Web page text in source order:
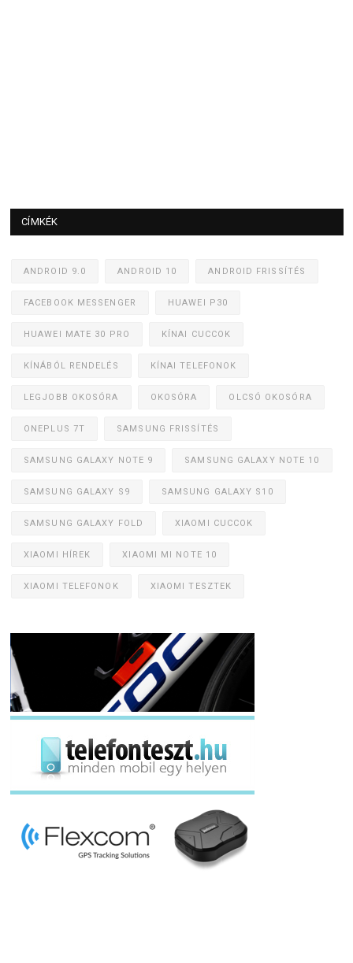
CÍMKÉK
ANDROID 9.0 ANDROID 10 ANDROID FRISSÍTÉS
FACEBOOK MESSENGER HUAWEI P30
HUAWEI MATE 30 PRO KÍNAI CUCCOK
KÍNÁBÓL RENDELÉS KÍNAI TELEFONOK
LEGJOBB OKOSÓRA OKOSÓRA OLCSÓ OKOSÓRA
ONEPLUS 7T SAMSUNG FRISSÍTÉS
SAMSUNG GALAXY NOTE 9 SAMSUNG GALAXY NOTE 10
SAMSUNG GALAXY S9 SAMSUNG GALAXY S10
SAMSUNG GALAXY FOLD XIAOMI CUCCOK
XIAOMI HÍREK XIAOMI MI NOTE 10
XIAOMI TELEFONOK XIAOMI TESZTEK